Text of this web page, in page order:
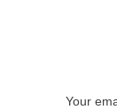
Your